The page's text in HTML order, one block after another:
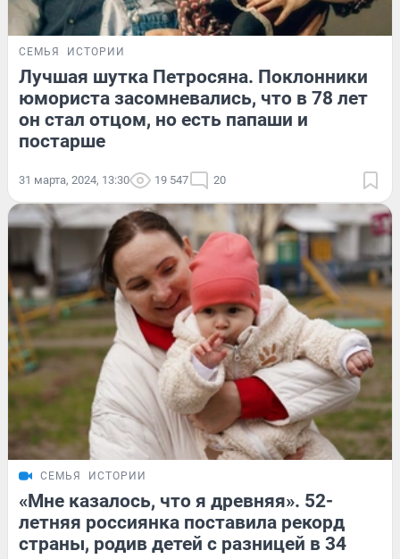
СЕМЬЯ ИСТОРИИ
Лучшая шутка Петросяна. Поклонники
юмориста засомневались, что в 78 лет
он стал отцом, но есть папаши и
постарше
31 марта, 2024, 13:30 19 547 20
СЕМЬЯ ИСТОРИИ
«Мне казалось, что я древняя». 52-
летняя россиянка поставила рекорд
страны, родив детей с разницей в 34